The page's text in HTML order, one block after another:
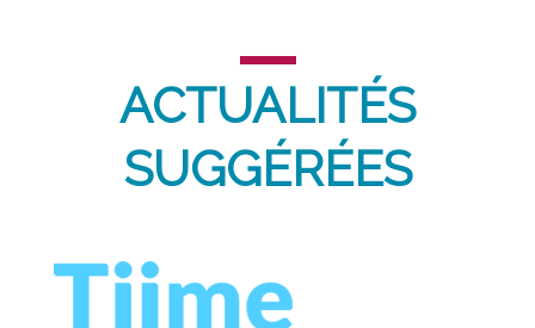
ACTUALITÉS
SUGGÉRÉES